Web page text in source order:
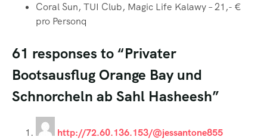
Coral Sun, TUI Club, Magic Life Kalawy – 21,- €
pro Personq
61 responses to “Privater
Bootsausflug Orange Bay und
Schnorcheln ab Sahl Hasheesh”
http://72.60.136.153/@jessantone855